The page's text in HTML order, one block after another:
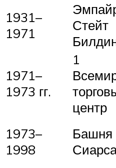
1931–
1971
Стейт
1971–
1973 гг.
1
центр
1973–
1998
Башня